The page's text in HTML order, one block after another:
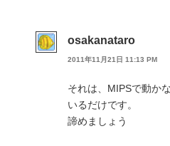
osakanataro
2011年11月21日 11:13 PM
それは、MIPSで動か
いるだけです。
諦めましょう